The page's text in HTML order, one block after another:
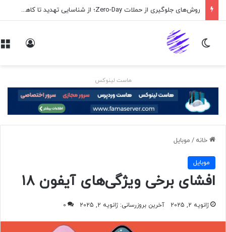
روش‌های جلوگیری از حملات Zero-Day؛ از شناسایی تهدید تا کاهش ریسک
تغییر پوسته
هاست لینوکس
خانه / موبايل
موبايل
افشای برخی ویژگی‌های آیفون ۱۸
ژانویه 2, 2025 آخرین بروزرسانی: ژانویه 2, 2025 0